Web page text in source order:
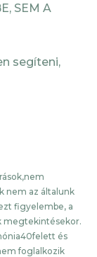
SEM A
segíteni,
nem az általunk
figyelembe, a
megtekintésekor.
és
foglalkozik